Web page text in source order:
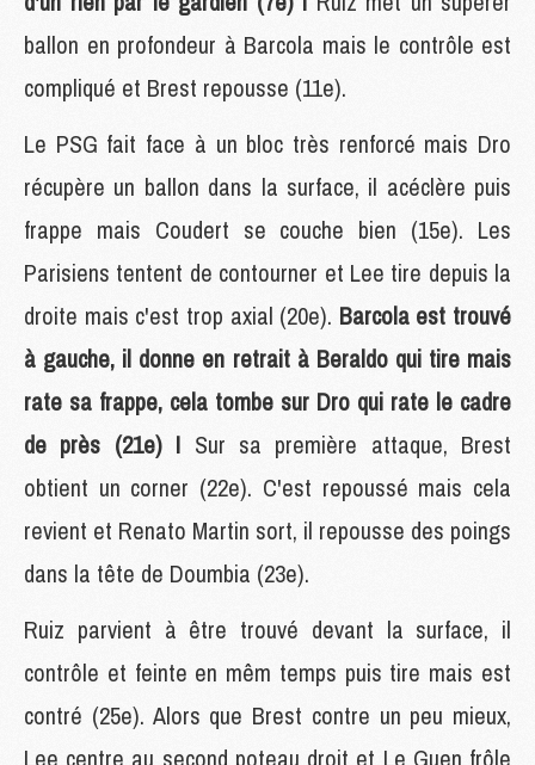
ballon en profondeur à Barcola mais le contrôle est
compliqué et Brest repousse (11e).
Le PSG fait face à un bloc très renforcé mais Dro
récupère un ballon dans la surface, il acéclère puis
frappe mais Coudert se couche bien (15e). Les
Parisiens tentent de contourner et Lee tire depuis la
droite mais c'est trop axial (20e). Barcola est trouvé
à gauche, il donne en retrait à Beraldo qui tire mais
rate sa frappe, cela tombe sur Dro qui rate le cadre
de près (21e) ! Sur sa première attaque, Brest
obtient un corner (22e). C'est repoussé mais cela
revient et Renato Martin sort, il repousse des poings
dans la tête de Doumbia (23e).
Ruiz parvient à être trouvé devant la surface, il
contrôle et feinte en mêm temps puis tire mais est
contré (25e). Alors que Brest contre un peu mieux,
Lee centre au second poteau droit et Le Guen frôle